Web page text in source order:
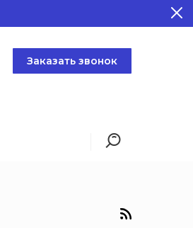
Заказать звонок